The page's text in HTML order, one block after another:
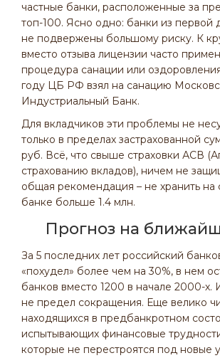
частные банки, расположенные за
топ-100. Ясно одно: банки из первой
не подвержены большому риску. К
вместо отзыва лицензии часто
процедура санации или
году ЦБ РФ взял на санацию
Индустриальный Банк.
Для вкладчиков эти проблемы не
только в пределах застрахованной
руб. Всё, что свыше страховки АСВ
страхованию вкладов), ничем не
общая рекомендация – не хранить на
банке больше 1.4 млн.
Прогноз на
За 5 последних лет российский
«похудел» более чем на 30%, в нем
банков вместо 1200 в начале 2000-х.
не предел сокращения. Еще велико
находящихся в предбанкротном
испытывающих финансовые
которые не перестроятся под новые